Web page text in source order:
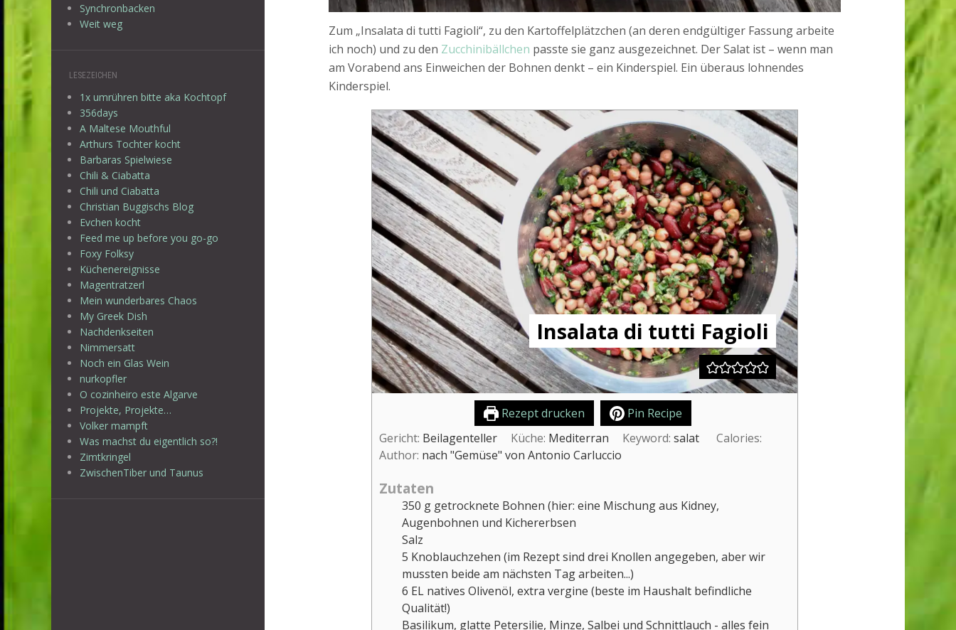
Synchronbacken
Weit weg
LESEZEICHEN
1x umrühren bitte aka Kochtopf
356days
A Maltese Mouthful
Arthurs Tochter kocht
Barbaras Spielwiese
Chili & Ciabatta
Chili und Ciabatta
Christian Buggischs Blog
Evchen kocht
Feed me up before you go-go
Foxy Folksy
Küchenereignisse
Magentratzerl
Mein wunderbares Chaos
My Greek Dish
Nachdenkseiten
Nimmersatt
Noch ein Glas Wein
nurkopfler
O cozinheiro este Algarve
Projekte, Projekte…
Volker mampft
Was machst du eigentlich so?!
Zimtkringel
ZwischenTiber und Taunus
Zum „Insalata di tutti Fagioli“, zu den Kartoffelplätzchen (an deren endgültiger Fassung arbeite
ich noch) und zu den Zucchinibällchen passte sie ganz ausgezeichnet. Der Salat ist – wenn man
am Vorabend ans Einweichen der Bohnen denkt – ein Kinderspiel. Ein überaus lohnendes
Kinderspiel.
Insalata di tutti Fagioli
Rezept drucken
Pin Recipe
Gericht: Beilagenteller Küche: Mediterran Keyword:salat
Calories:
Author: nach "Gemüse" von Antonio Carluccio
Zutaten
350 g getrocknete Bohnen (hier: eine Mischung aus Kidney,
Augenbohnen und Kichererbsen
Salz
5 Knoblauchzehen (im Rezept sind drei Knollen angegeben, aber wir
mussten beide am nächsten Tag arbeiten...)
6 EL natives Olivenöl, extra vergine (beste im Haushalt befindliche
Qualität!)
Basilikum, glatte Petersilie, Minze, Salbei und Schnittlauch - alles fein